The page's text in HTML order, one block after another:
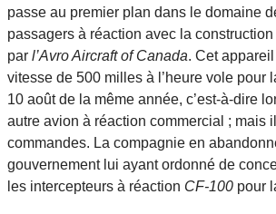
passe au premier plan dans le domaine
passagers à réaction avec la construction
par l’Avro Aircraft of Canada. Cet
vitesse de 500 milles à l’heure vole pour
10 août de la même année, c’est-à-dire
autre avion à réaction commercial ; mais
commandes. La compagnie en
gouvernement lui ayant ordonné de
les intercepteurs à réaction CF-100 pour